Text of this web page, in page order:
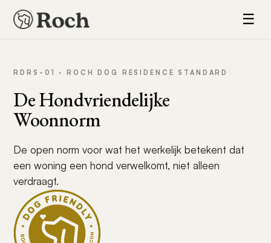
☰
RDRS-01 · ROCH DOG RESIDENCE STANDARD
De Hondvriendelijke
Woonnorm
De open norm voor wat het werkelijk betekent dat
een woning een hond verwelkomt, niet alleen
verdraagt.